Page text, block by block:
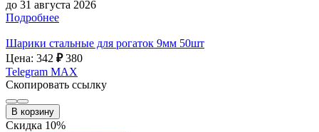
до 31 августа 2026
Подробнее
Шарики стальные для рогаток 9мм 50шт
Цена: 342 ₽ 380
Telegram MAX
Скопировать ссылку
В корзину
Скидка 10%